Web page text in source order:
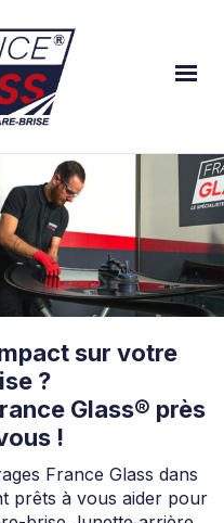
sur votre
?
Glass® près
!
France Glass dans
prêts à vous aider pour